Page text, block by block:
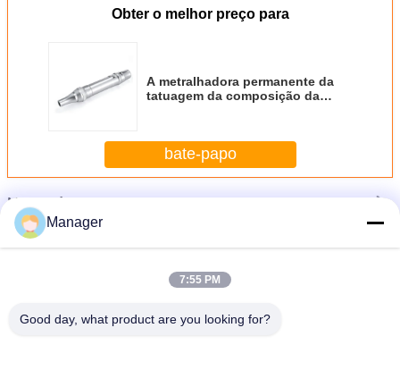
Obter o melhor preço para
A metralhadora permanente da
tatuagem da composição da
bate-papo
Mais
Manager
7:55 PM
Good day, what product are you looking for?